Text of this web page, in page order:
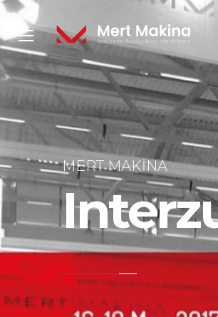
MERT MAKINA